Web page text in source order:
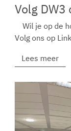
Volg
Wil je op de
Volg ons op
Lees meer